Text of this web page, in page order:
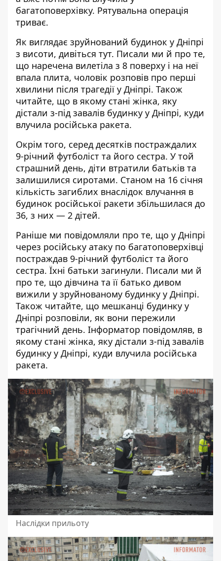
багатоповерхівку. Рятувальна операція
триває.
Як виглядає зруйнований будинок у Дніпрі
з висоти, дивіться тут. Писали ми й про те,
що наречена вилетіла з 8 поверху і на неї
впала плита, чоловік розповів про перші
хвилини після трагедії у Дніпрі. Також
читайте, що в якому стані жінка, яку
дістали з-під завалів будинку у Дніпрі, куди
влучила російська ракета.
Окрім того, серед десятків постраждалих
9-річний футболіст та його сестра. У той
страшний день, діти втратили батьків та
залишилися сиротами. Станом на 16 січня
кількість загиблих внаслідок влучання в
будинок російської ракети збільшилася до
36, з них — 2 дітей.
Раніше ми повідомляли про те, що у Дніпрі
через російську атаку по багатоповерхівці
постраждав 9-річний футболіст та його
сестра. Їхні батьки загинули. Писали ми й
про те, що дівчина та її батько дивом
вижили у зруйнованому будинку у Дніпрі.
Також читайте, що мешканці будинку у
Дніпрі розповіли, як вони пережили
трагічний день. Інформатор повідомляв, в
якому стані жінка, яку дістали з-під завалів
будинку у Дніпрі, куди влучила російська
ракета.
Наслідки прильоту